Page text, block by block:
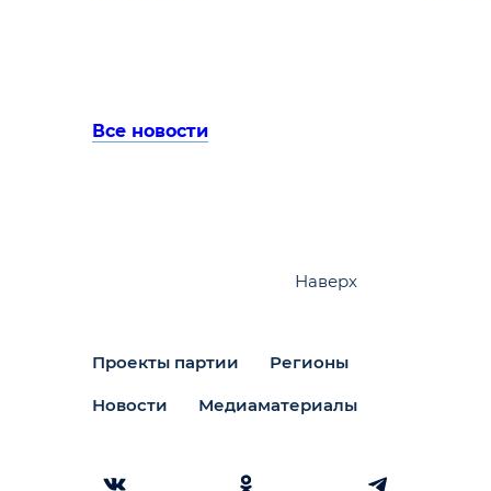
Все новости
Проекты партии Регионы
Новости Медиаматериалы
Наверх